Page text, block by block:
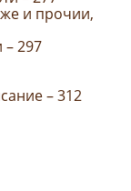
и прочии,
– 297
– 312